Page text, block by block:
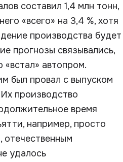
составил 1,4 млн тонн,
«всего» на 3,4 %, хотя
производства будет
прогнозы связывались,
«встал» автопром.
был провал с выпуском
производство
время
например, просто
отечественным
удалось